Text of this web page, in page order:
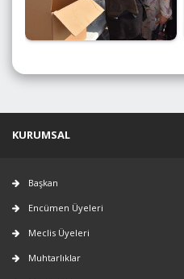
KURUMSAL
Başkan
Encümen Üyeleri
Meclis Üyeleri
Muhtarlıklar